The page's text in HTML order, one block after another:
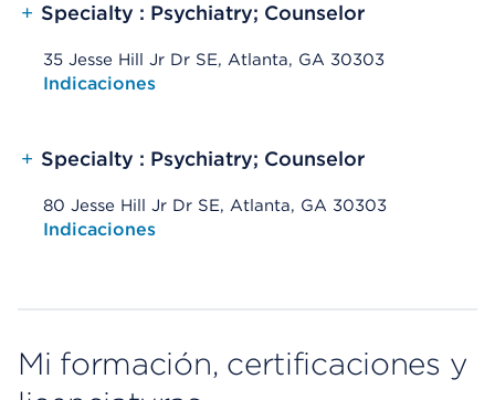
+ Specialty : Psychiatry; Counselor
35 Jesse Hill Jr Dr SE, Atlanta, GA 30303
Opens native map application on mobile devices
Indicaciones
+ Specialty : Psychiatry; Counselor
80 Jesse Hill Jr Dr SE, Atlanta, GA 30303
Opens native map application on mobile devices
Indicaciones
Mi formación, certificaciones y